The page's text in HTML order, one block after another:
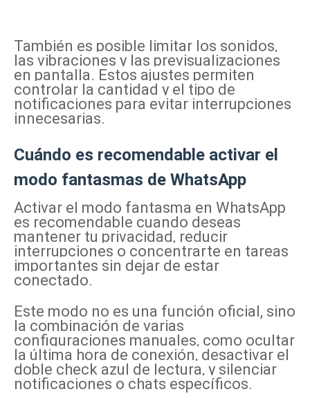
También es posible limitar los sonidos,
las vibraciones y las previsualizaciones
en pantalla. Estos ajustes permiten
controlar la cantidad y el tipo de
notificaciones para evitar interrupciones
innecesarias.
Cuándo es recomendable activar el
modo fantasmas de WhatsApp
Activar el modo fantasma en WhatsApp
es recomendable cuando deseas
mantener tu privacidad, reducir
interrupciones o concentrarte en tareas
importantes sin dejar de estar
conectado.
Este modo no es una función oficial, sino
la combinación de varias
configuraciones manuales, como ocultar
la última hora de conexión, desactivar el
doble check azul de lectura, y silenciar
notificaciones o chats específicos.